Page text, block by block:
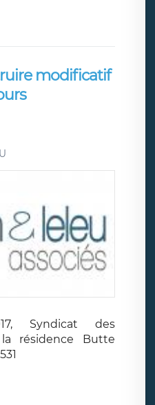
modificatif
Syndicat des
résidence Butte